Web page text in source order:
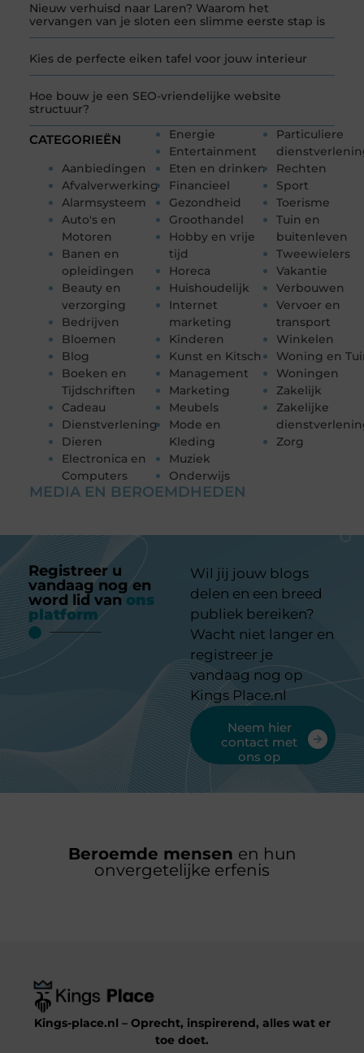
Nieuw verhuisd naar Laren? Waarom het
vervangen van je sloten een slimme eerste stap is
Kies de perfecte eiken tafel voor jouw interieur
Hoe bouw je een SEO-vriendelijke website
structuur?
CATEGORIEËN
Aanbiedingen
Afvalverwerking
Alarmsysteem
Auto's en
Motoren
Banen en
opleidingen
Beauty en
verzorging
Bedrijven
Bloemen
Blog
Boeken en
Tijdschriften
Cadeau
Dienstverlening
Dieren
Electronica en
Computers
Energie
Entertainment
Eten en drinken
Financieel
Gezondheid
Groothandel
Hobby en vrije
tijd
Horeca
Huishoudelijk
Internet
marketing
Kinderen
Kunst en Kitsch
Management
Marketing
Meubels
Mode en
Kleding
Muziek
Onderwijs
Particuliere
Rechten
Sport
Toerisme
Tuin en
buitenleven
Tweewielers
Vakantie
Verbouwen
Vervoer en
transport
Winkelen
Woning en
Woningen
Zakelijk
Zakelijke
Zorg
MEDIA EN BEROEMDHEDEN
Registreer u
vandaag nog en
word lid van ons
platform
Wil jij jouw blogs
delen en een breed
publiek bereiken?
Wacht niet langer en
registreer je
vandaag nog op
Kings Place.nl
Neem hier
contact met
ons op
Beroemde mensen en hun
onvergetelijke erfenis
Kings-place.nl – Oprecht, inspirerend, alles wat er
toe doet.